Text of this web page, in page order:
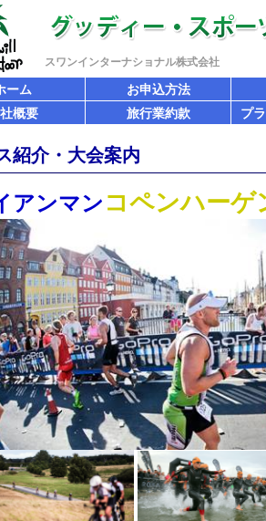
スワンインターナショナル株式会社
ーム
お申込方法
概要
旅行業約款 プ
紹介・大会案内
アンマン コペンハーゲ